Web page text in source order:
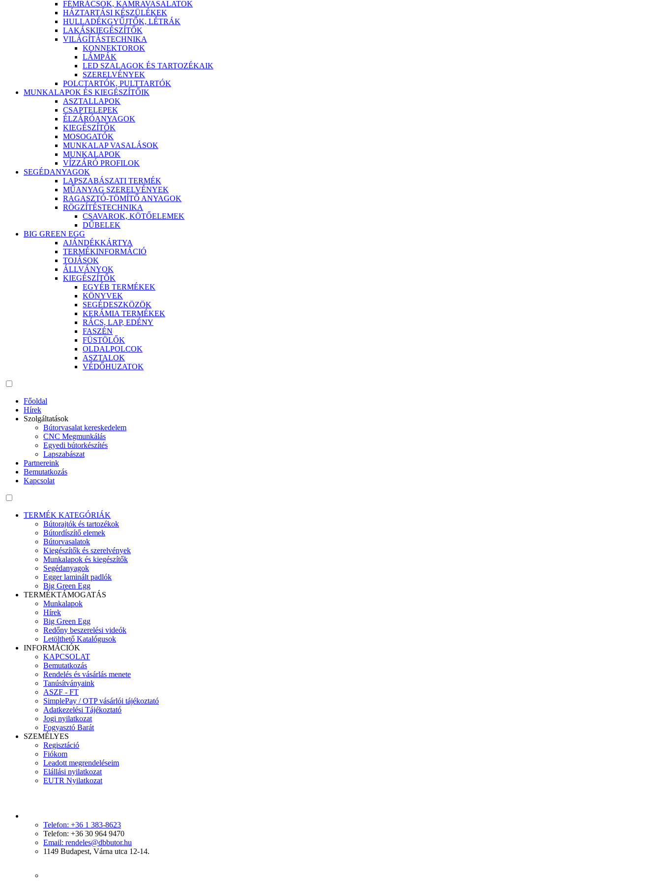
FÉMRÁCSOK, KAMRAVASALATOK
HÁZTARTÁSI KÉSZÜLÉKEK
HULLADÉKGYŰJTŐK, LÉTRÁK
LAKÁSKIEGÉSZÍTŐK
VILÁGÍTÁSTECHNIKA
KONNEKTOROK
LÁMPÁK
LED SZALAGOK ÉS TARTOZÉKAIK
SZERELVÉNYEK
POLCTARTÓK, PULTTARTÓK
MUNKALAPOK ÉS KIEGÉSZÍTŐIK
ASZTALLAPOK
CSAPTELEPEK
ÉLZÁRÓANYAGOK
KIEGÉSZÍTŐK
MOSOGATÓK
MUNKALAP VASALÁSOK
MUNKALAPOK
VÍZZÁRÓ PROFILOK
SEGÉDANYAGOK
LAPSZABÁSZATI TERMÉK
MŰANYAG SZERELVÉNYEK
RAGASZTÓ-TÖMÍTŐ ANYAGOK
RÖGZÍTÉSTECHNIKA
CSAVAROK, KÖTŐELEMEK
DŰBELEK
BIG GREEN EGG
AJÁNDÉKKÁRTYA
TERMÉKINFORMÁCIÓ
TOJÁSOK
ÁLLVÁNYOK
KIEGÉSZÍTŐK
EGYÉB TERMÉKEK
KÖNYVEK
SEGÉDESZKÖZÖK
KERÁMIA TERMÉKEK
RÁCS, LAP, EDÉNY
FASZÉN
FÜSTÖLŐK
OLDALPOLCOK
ASZTALOK
VÉDŐHUZATOK
Főoldal
Hírek
Szolgáltatások
Bútorvasalat kereskedelem
CNC Megmunkálás
Egyedi bútorkészítés
Lapszabászat
Partnereink
Bemutatkozás
Kapcsolat
TERMÉK KATEGÓRIÁK
Bútorajtók és tartozékok
Bútordíszítő elemek
Bútorvasalatok
Kiegészítők és szerelvények
Munkalapok és kiegészítők
Segédanyagok
Egger laminált padlók
Big Green Egg
TERMÉKTÁMOGATÁS
Munkalapok
Hírek
Big Green Egg
Redőny beszerelési videók
Letölthető Katalógusok
INFORMÁCIÓK
KAPCSOLAT
Bemutatkozás
Rendelés és vásárlás menete
Tanúsítványaink
ASZF - FT
SimplePay / OTP vásárlói tájékoztató
Adatkezelési Tájékoztató
Jogi nyilatkozat
Fogyasztó Barát
SZEMÉLYES
Regisztáció
Fiókom
Leadott megrendeléseim
Elállási nyilatkozat
EUTR Nyilatkozat
Telefon: +36 1 383-8623
Telefon: +36 30 964 9470
Email: rendeles@dbbutor.hu
1149 Budapest, Várna utca 12-14.